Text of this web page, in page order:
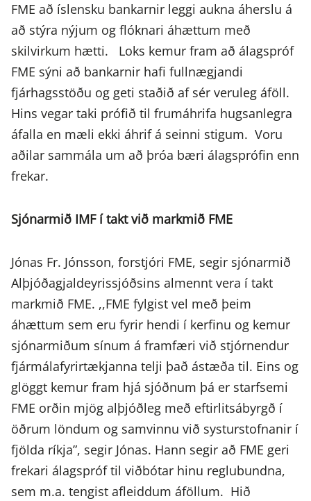
FME að íslensku bankarnir leggi aukna áherslu á
að stýra nýjum og flóknari áhættum með
skilvirkum hætti. Loks kemur fram að álagspróf
FME sýni að bankarnir hafi fullnægjandi
fjárhagsstöðu og geti staðið af sér veruleg áföll.
Hins vegar taki prófið til frumáhrifa hugsanlegra
áfalla en mæli ekki áhrif á seinni stigum. Voru
aðilar sammála um að þróa bæri álagsprófin enn
frekar.
Sjónarmið IMF í takt við markmið FME
Jónas Fr. Jónsson, forstjóri FME, segir sjónarmið
Alþjóðagjaldeyrissjóðsins almennt vera í takt
markmið FME. ,,FME fylgist vel með þeim
áhættum sem eru fyrir hendi í kerfinu og kemur
sjónarmiðum sínum á framfæri við stjórnendur
fjármálafyrirtækjanna telji það ástæða til. Eins og
glöggt kemur fram hjá sjóðnum þá er starfsemi
FME orðin mjög alþjóðleg með eftirlitsábyrgð í
öðrum löndum og samvinnu við systurstofnanir í
fjölda ríkja”, segir Jónas. Hann segir að FME geri
frekari álagspróf til viðbótar hinu reglubundna,
sem m.a. tengist afleiddum áföllum. Hið